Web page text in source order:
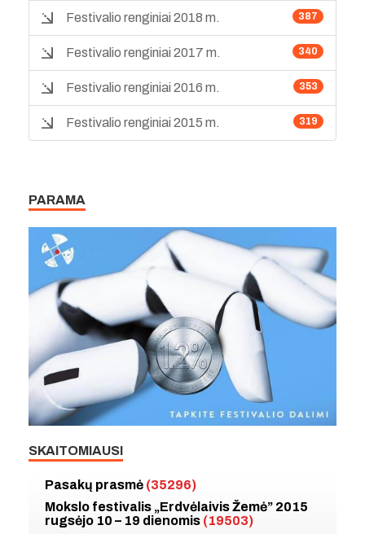
387
Festivalio renginiai 2018 m.
340
Festivalio renginiai 2017 m.
353
Festivalio renginiai 2016 m.
319
Festivalio renginiai 2015 m.
PARAMA
SKAITOMIAUSI
Pasakų prasmė (35296)
Mokslo festivalis „Erdvėlaivis Žemė” 2015
rugsėjo 10 – 19 dienomis (19503)